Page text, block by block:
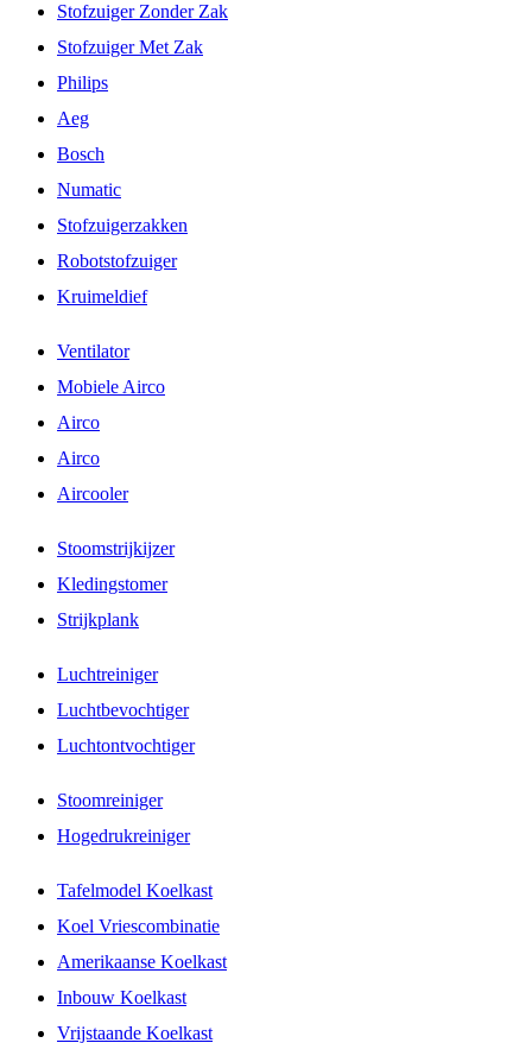
Stofzuiger Zonder Zak
Stofzuiger Met Zak
Philips
Aeg
Bosch
Numatic
Stofzuigerzakken
Robotstofzuiger
Kruimeldief
Ventilator
Mobiele Airco
Airco
Airco
Aircooler
Stoomstrijkijzer
Kledingstomer
Strijkplank
Luchtreiniger
Luchtbevochtiger
Luchtontvochtiger
Stoomreiniger
Hogedrukreiniger
Tafelmodel Koelkast
Koel Vriescombinatie
Amerikaanse Koelkast
Inbouw Koelkast
Vrijstaande Koelkast